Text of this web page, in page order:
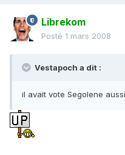
Librekom
Posté 1 mars 2008
Vestapoch a dit :
il avait vote Segolene